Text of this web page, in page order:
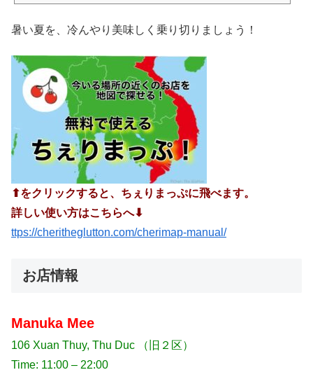
め。SWENSEN'Sビンスは一店集中だったのに、最近見つけたこちらは秀逸。本来アイスクリーム屋さん
暑い夏を、冷んやり美味しく乗り切りましょう！
⬆︎をクリックすると、ちぇりまっぷに飛べます。
詳しい使い方はこちらへ⬇︎
ttps://cheritheglutton.com/cherimap-manual/
お店情報
Manuka Mee
106 Xuan Thuy, Thu Duc （旧２区）
Time: 11:00 – 22:00